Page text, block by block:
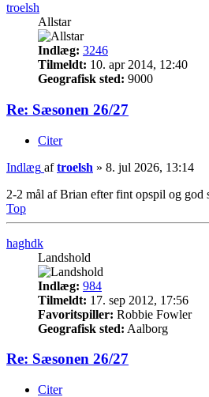
troelsh
Allstar
Indlæg: 3246
Tilmeldt: 10. apr 2014, 12:40
Geografisk sted: 9000
Re: Sæsonen 26/27
Citer
Indlæg aftroelsh » 8. jul 2026, 13:14
2-2 mål af Brian efter fint opspil og god
Top
haghdk
Landshold
Indlæg: 984
Tilmeldt: 17. sep 2012, 17:56
Favoritspiller: Robbie Fowler
Geografisk sted: Aalborg
Re: Sæsonen 26/27
Citer